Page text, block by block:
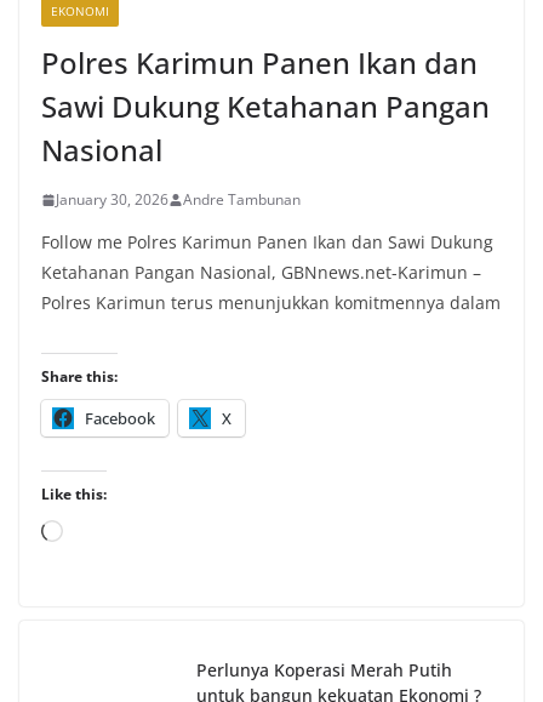
EKONOMI
Polres Karimun Panen Ikan dan
Sawi Dukung Ketahanan Pangan
Nasional
January 30, 2026 Andre Tambunan
Follow me Polres Karimun Panen Ikan dan Sawi Dukung
Ketahanan Pangan Nasional, GBNnews.net-Karimun –
Polres Karimun terus menunjukkan komitmennya dalam
Share this:
Facebook X
Like this:
Loading…
Perlunya Koperasi Merah Putih
untuk bangun kekuatan Ekonomi ?